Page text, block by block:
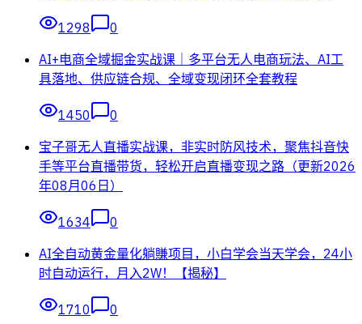
1298
0
AI+电商全域掘金实战课｜多平台无人电商玩法、AI工
具落地、供应链合规、全域变现闭环全套教程
1450
0
宝子哥无人直播实战课，非实时防风技术，聚焦抖音快
手等平台直播带货，轻松开启直播变现之路（更新2026
年08月06日）
1634
0
AI全自动黄金量化躺賺项目，小白学会当天学会，24小
时自动运行，月入2W！【揭秘】
1710 0